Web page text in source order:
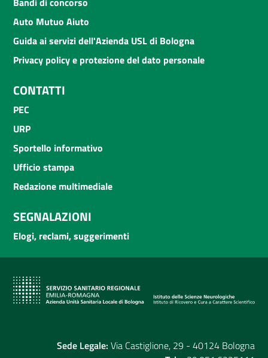
Auto Mutuo Aiuto
Guida ai servizi dell'Azienda USL di Bologna
Privacy policy e protezione del dato personale
CONTATTI
PEC
URP
Sportello informativo
Ufficio stampa
Redazione multimediale
SEGNALAZIONI
Elogi, reclami, suggerimenti
Sede Legale: Via Castiglione, 29 - 40124 Bologna